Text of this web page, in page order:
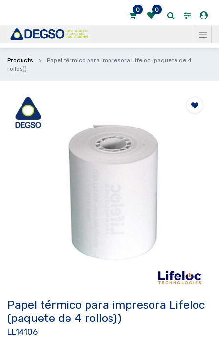
0 0
Products
Papel térmico para impresora Lifeloc (paquete de 4
rollos))
Papel térmico para impresora Lifeloc
(paquete de 4 rollos))
LL14106